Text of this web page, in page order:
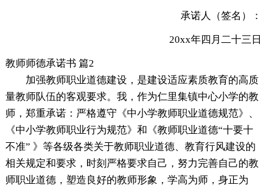
承诺人（签名）：
20xx年四月二十三日
教师师德承诺书 篇2
加强教师职业道德建设，是建设适应素质教育的高质
量教师队伍的客观要求。我，作为仁里集镇中心小学的教
师，郑重承诺：严格遵守《中小学教师职业道德规范》、
《中小学教师职业行为规范》和《教师职业道德“十要十
不准” 》等各级各类关于教师职业道德、教育行风建设的
相关规定和要求，时刻严格要求自己，努力完善自己的教
师职业道德，塑造良好的教师形象，学高为师，身正为